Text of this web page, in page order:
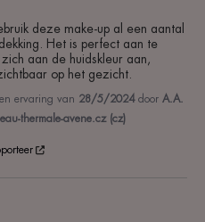
deze make-up al een aantal
Het is perfect aan te
aan de huidskleur aan,
op het gezicht.
ervaring van 28/5/2024 door A.A.
thermale-avene.cz (cz)